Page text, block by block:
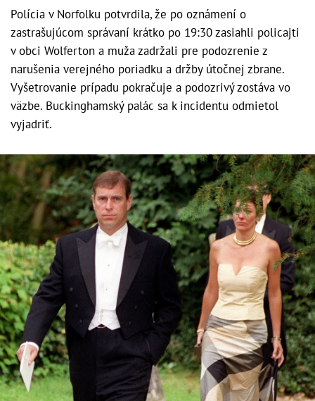
Polícia v Norfolku potvrdila, že po oznámení o
zastrašujúcom správaní krátko po 19:30 zasiahli policajti
v obci Wolferton a muža zadržali pre podozrenie z
narušenia verejného poriadku a držby útočnej zbrane.
Vyšetrovanie prípadu pokračuje a podozrivý zostáva vo
väzbe. Buckinghamský palác sa k incidentu odmietol
vyjadriť.